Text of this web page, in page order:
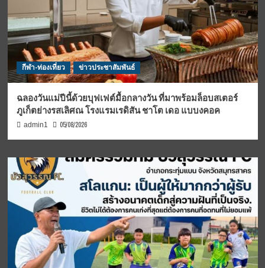
กีฬา-ท่องเที่ยว ข่าวประชาสัมพันธ์
ฉลองวันแม่ปีนี้ด้วยบุฟเฟต์มื้อกลางวัน ที่มาพร้อมล็อบสเตอร์
ภูเก็ตย่างรสเลิศณ โรงแรมเรดิสัน ชาโต เดอ แบบงคอค
admin1 05/08/2026